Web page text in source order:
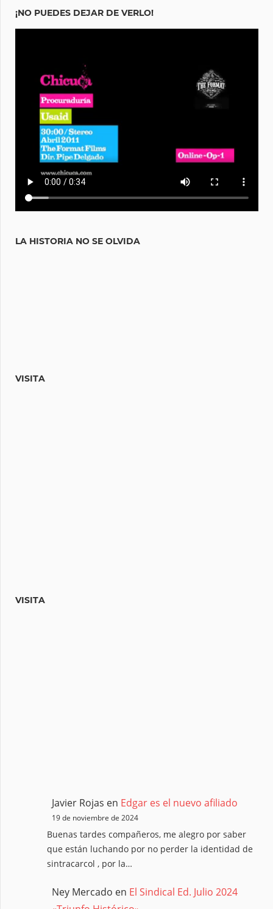
¡NO PUEDES DEJAR DE VERLO!
LA HISTORIA NO SE OLVIDA
VISITA
VISITA
Javier Rojas en Edgar es el nuevo afiliado
19 de noviembre de 2024
Buenas tardes compañeros, me alegro por saber
que están luchando por no perder la identidad de
sintracarcol , por la…
Ney Mercado en El Sindical Ed. Julio 2024